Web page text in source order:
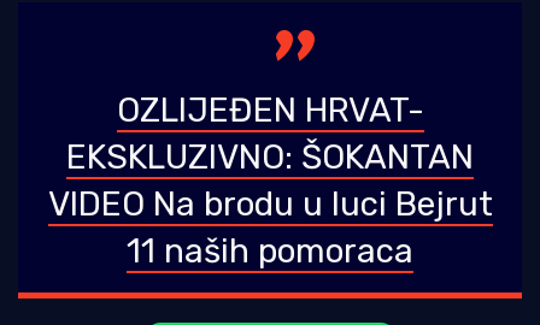
OZLIJEĐEN HRVAT-
EKSKLUZIVNO: ŠOKANTAN
VIDEO Na brodu u luci Bejrut
11 naših pomoraca